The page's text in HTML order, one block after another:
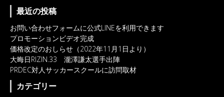
最近の投稿
お問い合わせフォームに公式LINEを利用できます
プロモーションビデオ完成
価格改定のおしらせ（2022年11月1日より）
大晦日RIZIN.33 瀧澤謙太選手出陣
PRDEC対人サッカースクールに訪問取材
カテゴリー